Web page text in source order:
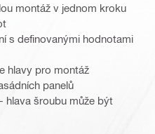
montáž v jednom kroku
s definovanými hodnotami
hlavy pro montáž
panelů
hlava šroubu může být